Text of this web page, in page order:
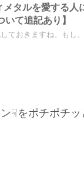
タルを愛する人
て追記あり】
ておきますね。もし
☟をポチポチッ